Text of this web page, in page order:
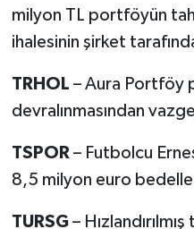
milyon TL portföyün
ihalesinin şirket
TRHOL – Aura Portföy
devralınmasından
TSPOR – Futbolcu
8,5 milyon euro bedelle
TURSG –